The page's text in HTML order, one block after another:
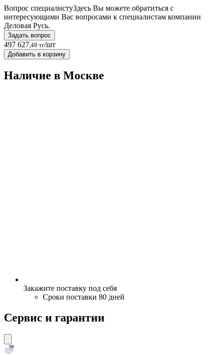
Вопрос специалистуЗдесь Вы можете обратиться с
интересующими Вас вопросами к специалистам компании
Деловая Русь.
Задать вопрос
497 627 ,48 тг/шт
Добавить в корзину
Наличие в Москвe
Закажите поставку под себя
Сроки поставки 80 дней
Сервис и гарантии